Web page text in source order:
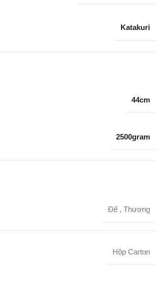
Katakuri
44cm
2500gram
Đế , Thương
Hộp Carton